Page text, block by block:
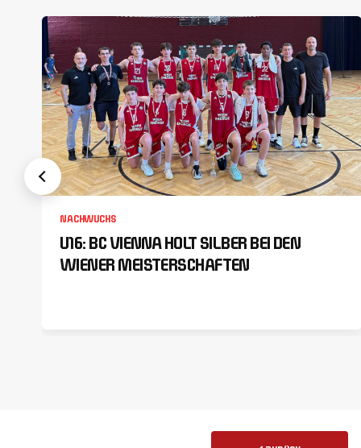
NACHWUCHS
U16: BC VIENNA HOLT SILBER BEI DEN
WIENER MEISTERSCHAFTEN